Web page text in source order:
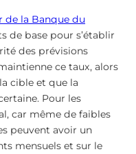
de la Banque du
de base pour s’établir
des prévisions
ce taux, alors
cible et que la
Pour les
car même de faibles
peuvent avoir un
mensuels et sur le